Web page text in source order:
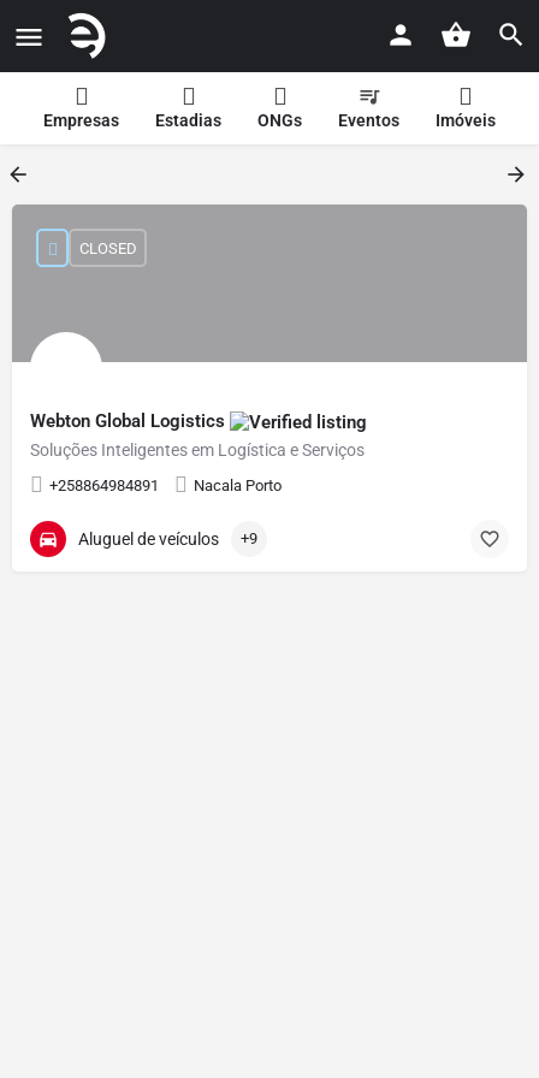
Empresas Estadias ONGs Eventos Imóveis
Webton Global Logistics
Soluções Inteligentes em Logística e Serviços
+258864984891 Nacala Porto
CLOSED
Aluguel de veículos +9